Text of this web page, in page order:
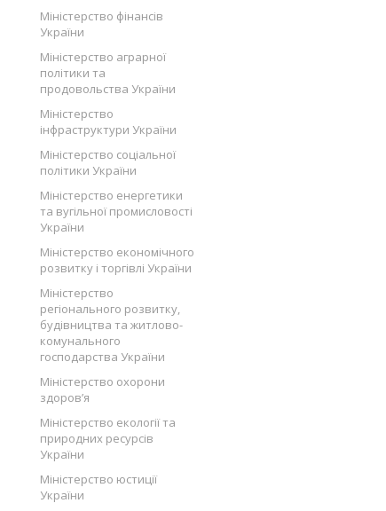
Міністерство фінансів
України
Міністерство аграрної
політики та
продовольства України
Міністерство
інфраструктури України
Міністерство соціальної
політики України
Міністерство енергетики
та вугільної промисловості
України
Міністерство економічного
розвитку і торгівлі України
Міністерство
регіонального розвитку,
будівництва та житлово-
комунального
господарства України
Міністерство охорони
здоров’я
Міністерство екології та
природних ресурсів
України
Міністерство юстиції
України